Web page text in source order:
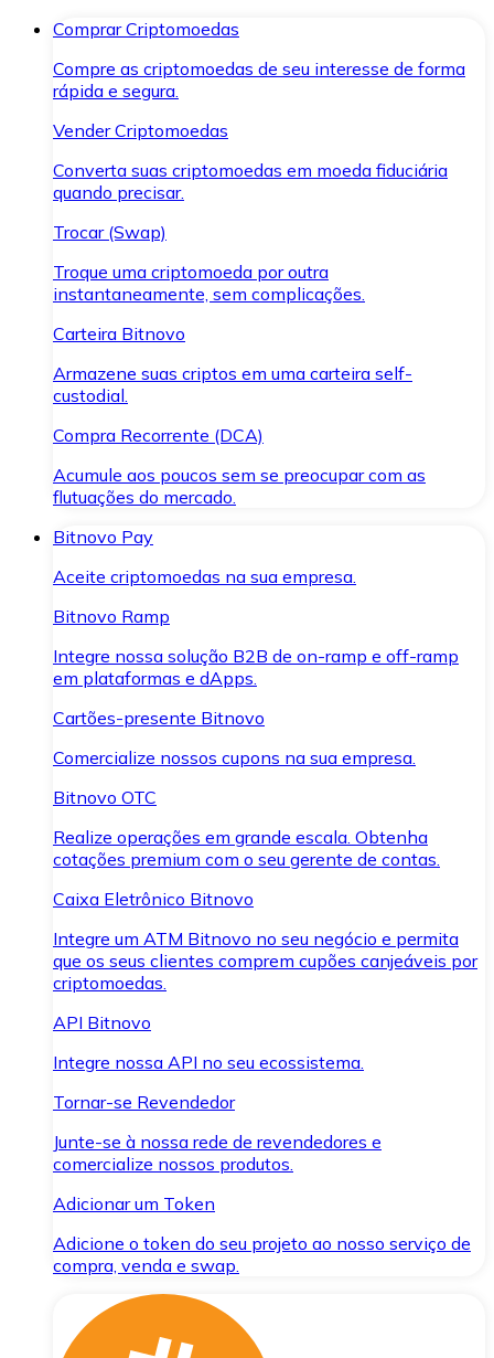
Comprar Criptomoedas
Compre as criptomoedas de seu interesse de forma
rápida e segura.
Vender Criptomoedas
Converta suas criptomoedas em moeda fiduciária
quando precisar.
Trocar (Swap)
Troque uma criptomoeda por outra
instantaneamente, sem complicações.
Carteira Bitnovo
Armazene suas criptos em uma carteira self-
custodial.
Compra Recorrente (DCA)
Acumule aos poucos sem se preocupar com as
flutuações do mercado.
Bitnovo Pay
Aceite criptomoedas na sua empresa.
Bitnovo Ramp
Integre nossa solução B2B de on-ramp e off-ramp
em plataformas e dApps.
Cartões-presente Bitnovo
Comercialize nossos cupons na sua empresa.
Bitnovo OTC
Realize operações em grande escala. Obtenha
cotações premium com o seu gerente de contas.
Caixa Eletrônico Bitnovo
Integre um ATM Bitnovo no seu negócio e permita
que os seus clientes comprem cupões canjeáveis por
criptomoedas.
API Bitnovo
Integre nossa API no seu ecossistema.
Tornar-se Revendedor
Junte-se à nossa rede de revendedores e
comercialize nossos produtos.
Adicionar um Token
Adicione o token do seu projeto ao nosso serviço de
compra, venda e swap.